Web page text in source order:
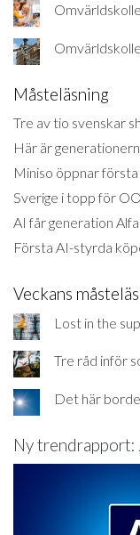
Måsteläsning
Tre av tio svenskar
Här är
Miniso öppnar
Sverige i topp för
AI får generation
Första AI-styrda
Veckans
Lost in the
Tre råd inför
Det här
Ny trendrapport: